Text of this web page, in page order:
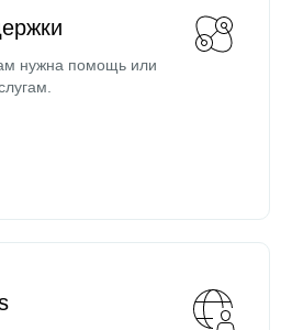
нужна помощь или